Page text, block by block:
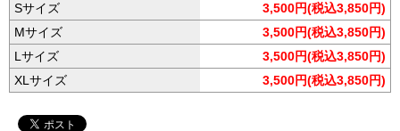
Sサイズ
3,500円(税込3,850円)
Mサイズ
3,500円(税込3,850円)
Lサイズ
3,500円(税込3,850円)
XLサイズ
3,500円(税込3,850円)